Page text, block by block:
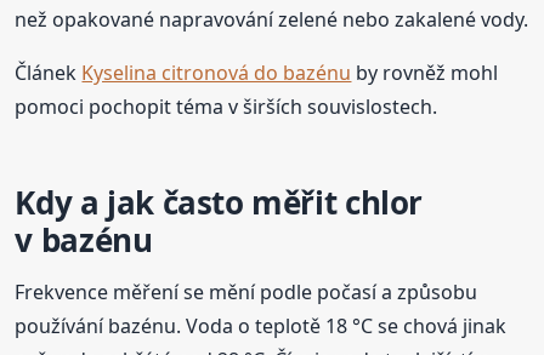
než opakované napravování zelené nebo zakalené vody.
Článek Kyselina citronová do bazénu by rovněž mohl
pomoci pochopit téma v širších souvislostech.
Kdy a jak často měřit chlor
v bazénu
Frekvence měření se mění podle počasí a způsobu
používání bazénu. Voda o teplotě 18 °C se chová jinak